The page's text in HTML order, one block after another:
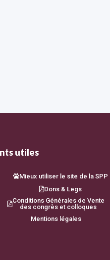
utiles
Mieux utiliser le site de la SPP
Dons & Legs
Conditions Générales de Vente
des congrès et colloques
Mentions légales